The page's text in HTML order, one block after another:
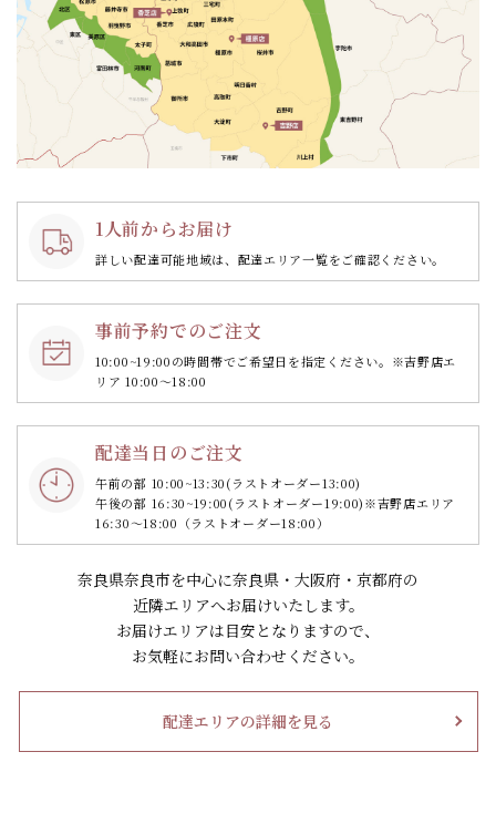
1人前からお届け
詳しい配達可能地域は、配達エリア一覧をご確認ください。
事前予約でのご注文
10:00~19:00の時間帯でご希望日を指定ください。 ※吉野店エ
リア 10:00～18:00
配達当日のご注文
午前の部 10:00~13:30(ラストオーダー13:00)
午後の部 16:30~19:00(ラストオーダー19:00)※吉野店エリア
16:30～18:00（ラストオーダー18:00）
奈良県奈良市を中心に奈良県・大阪府・京都府の
近隣エリアへお届けいたします。
お届けエリアは目安となりますので、
お気軽にお問い合わせください。
配達エリアの詳細を見る